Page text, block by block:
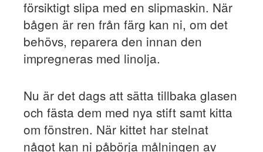
försiktigt slipa med en slipmaskin. När
bågen är ren från färg kan ni, om det
behövs, reparera den innan den
impregneras med linolja.
Nu är det dags att sätta tillbaka glasen
och fästa dem med nya stift samt kitta
om fönstren. När kittet har stelnat
något kan ni påbörja målningen av